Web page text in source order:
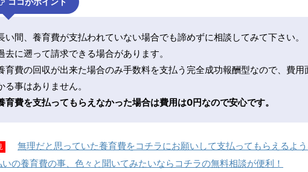
い間、養育費が支払われていない場合でも諦めずに相談してみて下さい。
去に遡って請求できる場合があります。
育費の回収が出来た場合のみ手数料を支払う完全成功報酬型なので、費用
る事はありません。
育費を支払ってもらえなかった場合は費用は0円なので安心です。
無理だと思っていた養育費をコチラにお願いして支払ってもらえるよう
いの養育費の事、色々と聞いてみたいならコチラの無料相談が便利！